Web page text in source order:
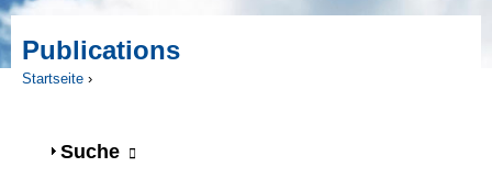
Publications
Startseite ›
Anzeigen
Suche